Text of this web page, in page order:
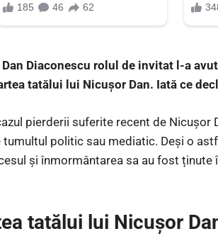
Diaconescu rolul de invitat l-a
tatălui lui Nicușor Dan. Iată ce
pierderii suferite recent de Nicușor
politic sau mediatic. Deși o
și înmormântarea sa au fost ținute
tatălui lui Nicușor